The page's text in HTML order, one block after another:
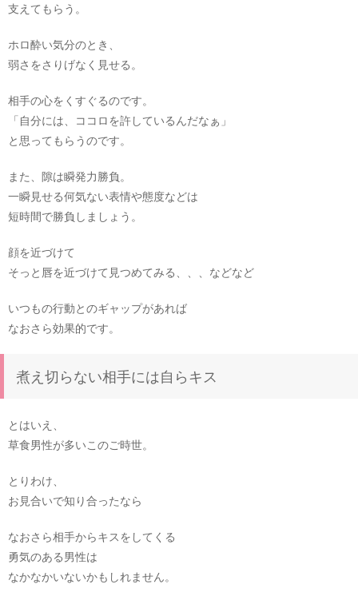
支えてもらう。
ホロ酔い気分のとき、
弱さをさりげなく見せる。
相手の心をくすぐるのです。
「自分には、ココロを許しているんだなぁ」
と思ってもらうのです。
また、隙は瞬発力勝負。
一瞬見せる何気ない表情や態度などは
短時間で勝負しましょう。
顔を近づけて
そっと唇を近づけて見つめてみる、、、などなど
いつもの行動とのギャップがあれば
なおさら効果的です。
煮え切らない相手には自らキス
とはいえ、
草食男性が多いこのご時世。
とりわけ、
お見合いで知り合ったなら
なおさら相手からキスをしてくる
勇気のある男性は
なかなかいないかもしれません。